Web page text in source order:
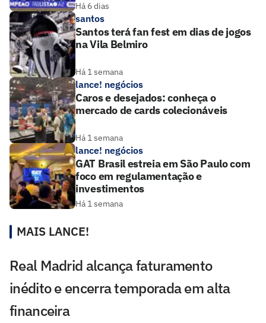
Há 6 dias
santos
Santos terá fan fest em dias de jogos
na Vila Belmiro
Há 1 semana
lance! negócios
Caros e desejados: conheça o
mercado de cards colecionáveis
Há 1 semana
lance! negócios
GAT Brasil estreia em São Paulo com
foco em regulamentação e
investimentos
Há 1 semana
MAIS LANCE!
Real Madrid alcança faturamento
inédito e encerra temporada em alta
financeira